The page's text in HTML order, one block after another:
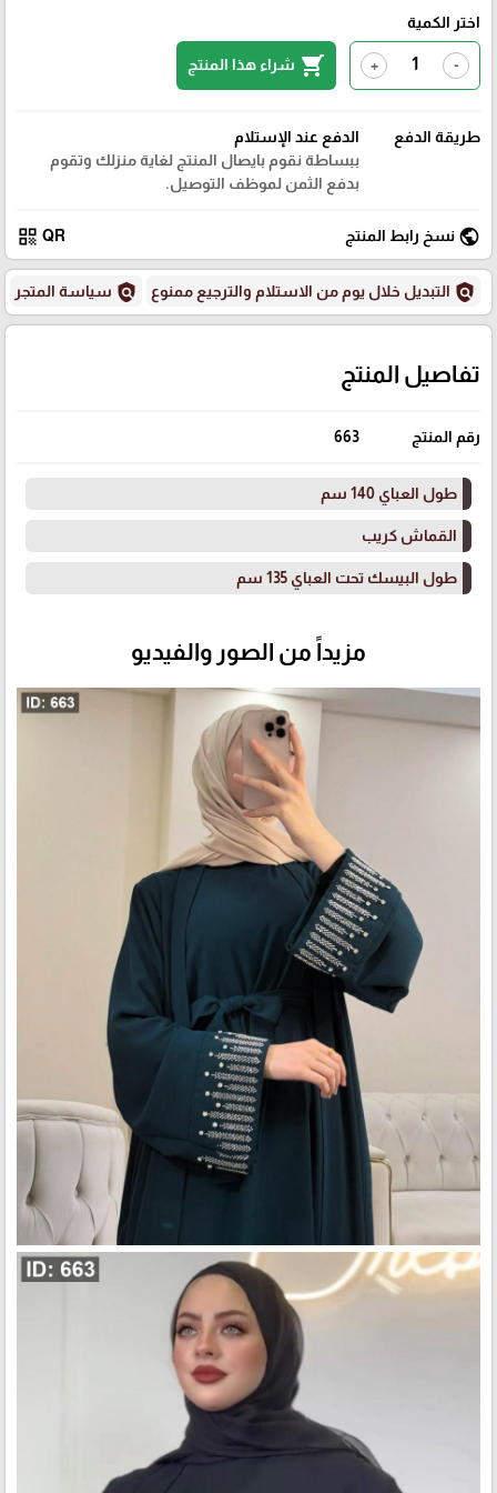
اختر الكمية
-
+
shopping_cart شراء هذا المنتج
طريقة الدفع
الدفع عند الإستلام
ببساطة نقوم بايصال المنتج لغاية منزلك وتقوم
بدفع الثمن لموظف التوصيل.
public نسخ رابط المنتج QR
qr_code
policy التبديل خلال يوم من الاستلام والترجيع ممنوع policy سياسة المتجر
تفاصيل المنتج
رقم المنتج 663
طول العباي 140 سم
القماش كريب
طول البيسك تحت العباي 135 سم
مزيداً من الصور والفيديو